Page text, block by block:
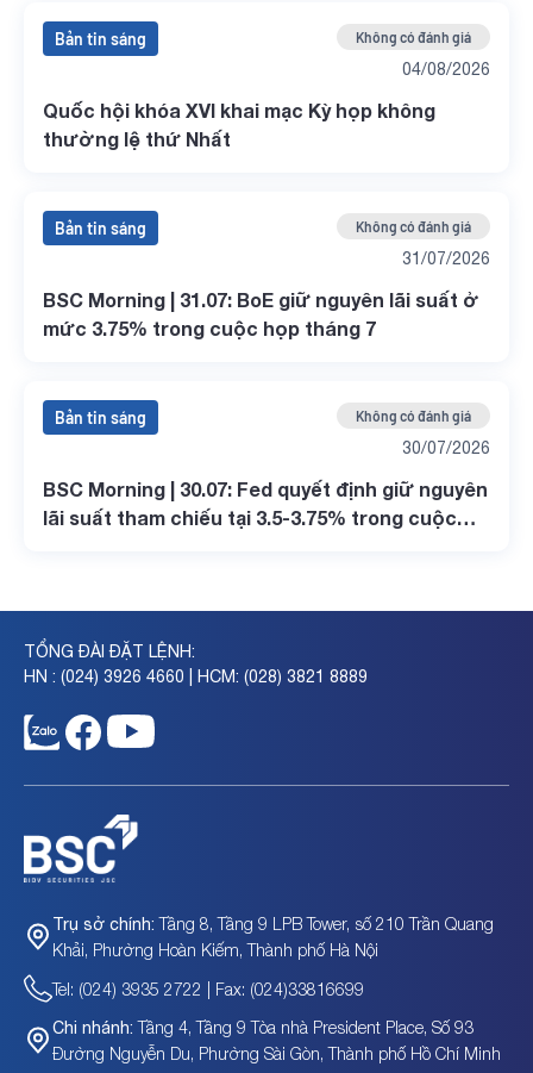
Bản tin sáng Không có đánh giá
04/08/2026
Quốc hội khóa XVI khai mạc Kỳ họp không
thường lệ thứ Nhất
Bản tin sáng Không có đánh giá
31/07/2026
BSC Morning | 31.07: BoE giữ nguyên lãi suất ở
mức 3.75% trong cuộc họp tháng 7
Bản tin sáng Không có đánh giá
30/07/2026
BSC Morning | 30.07: Fed quyết định giữ nguyên
lãi suất tham chiếu tại 3.5-3.75% trong cuộc
TỔNG ĐÀI ĐẶT LỆNH:
HN : (024) 3926 4660 | HCM: (028) 3821 8889
Trụ sở chính: Tầng 8, Tầng 9 LPB Tower, số 210 Trần Quang
Khải, Phường Hoàn Kiếm, Thành phố Hà Nội
Tel: (024) 3935 2722 | Fax: (024)33816699
Chi nhánh: Tầng 4, Tầng 9 Tòa nhà President Place, Số 93
Đường Nguyễn Du, Phường Sài Gòn, Thành phố Hồ Chí Minh